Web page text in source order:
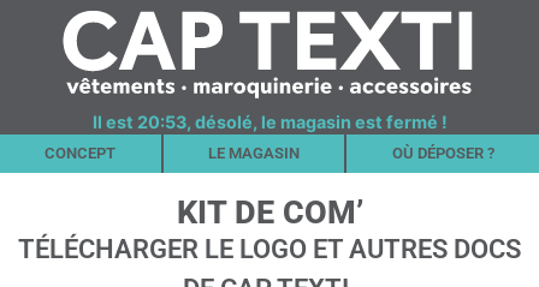
Il est 20:53, désolé, le magasin est fermé !
CONCEPT LE MAGASIN OÙ DÉPOSER ?
KIT DE COM’
TÉLÉCHARGER LE LOGO ET AUTRES DOCS